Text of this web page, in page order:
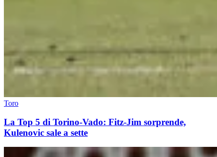
Toro
La Top 5 di Torino-Vado: Fitz-Jim sorprende,
Kulenovic sale a sette